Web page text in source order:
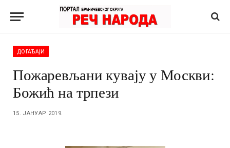
ДОГАЂАЈИ
Пожаревљани кувају у Москви:
Божић на трпези
15. ЈАНУАР 2019.